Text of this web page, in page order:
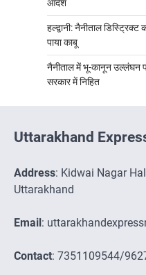
आदेश
हल्द्वानी: नैनीताल
पाया काबू
नैनीताल में भू-कानून उल्लंघन पर
सरकार में निहित
Uttarakhand
Address: Kidwai Nagar
Uttarakhand
Email:
Contact: 7351109544/